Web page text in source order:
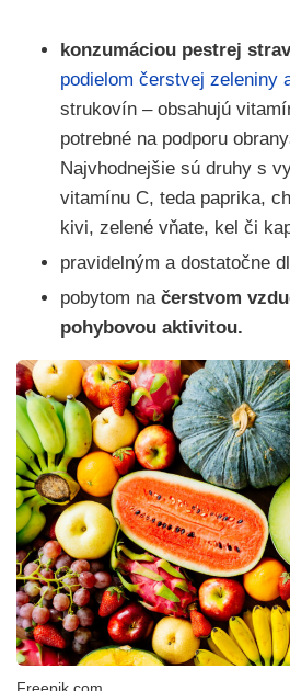
konzumáciou pestrej
podielom čerstvej zeleniny
strukovín – obsahujú
potrebné na podporu
Najvhodnejšie sú druhy s
vitamínu C, teda paprika,
kivi, zelené vňate, kel či
pravidelným a dostatočne
pobytom na čerstvom
pohybovou aktivitou.
Freepik.com